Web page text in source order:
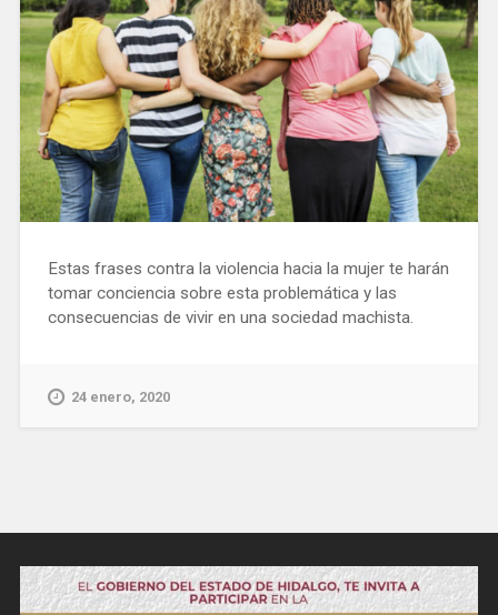
Estas frases contra la violencia hacia la mujer te harán
tomar conciencia sobre esta problemática y las
consecuencias de vivir en una sociedad machista.
24 enero, 2020